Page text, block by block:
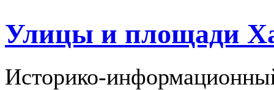
Улицы и площади
Историко-